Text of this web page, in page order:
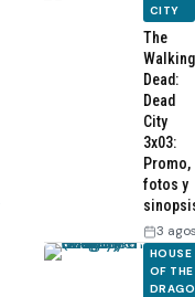
CITY
The
Walking
Dead:
Dead
City
3x03:
Promo,
fotos y
3
HOUSE
OF THE